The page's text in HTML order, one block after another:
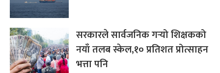
सरकारले सार्वजनिक गर्‍यो शिक्षकको
नयाँ तलब स्केल,१० प्रतिशत प्रोत्साहन
भत्ता पनि